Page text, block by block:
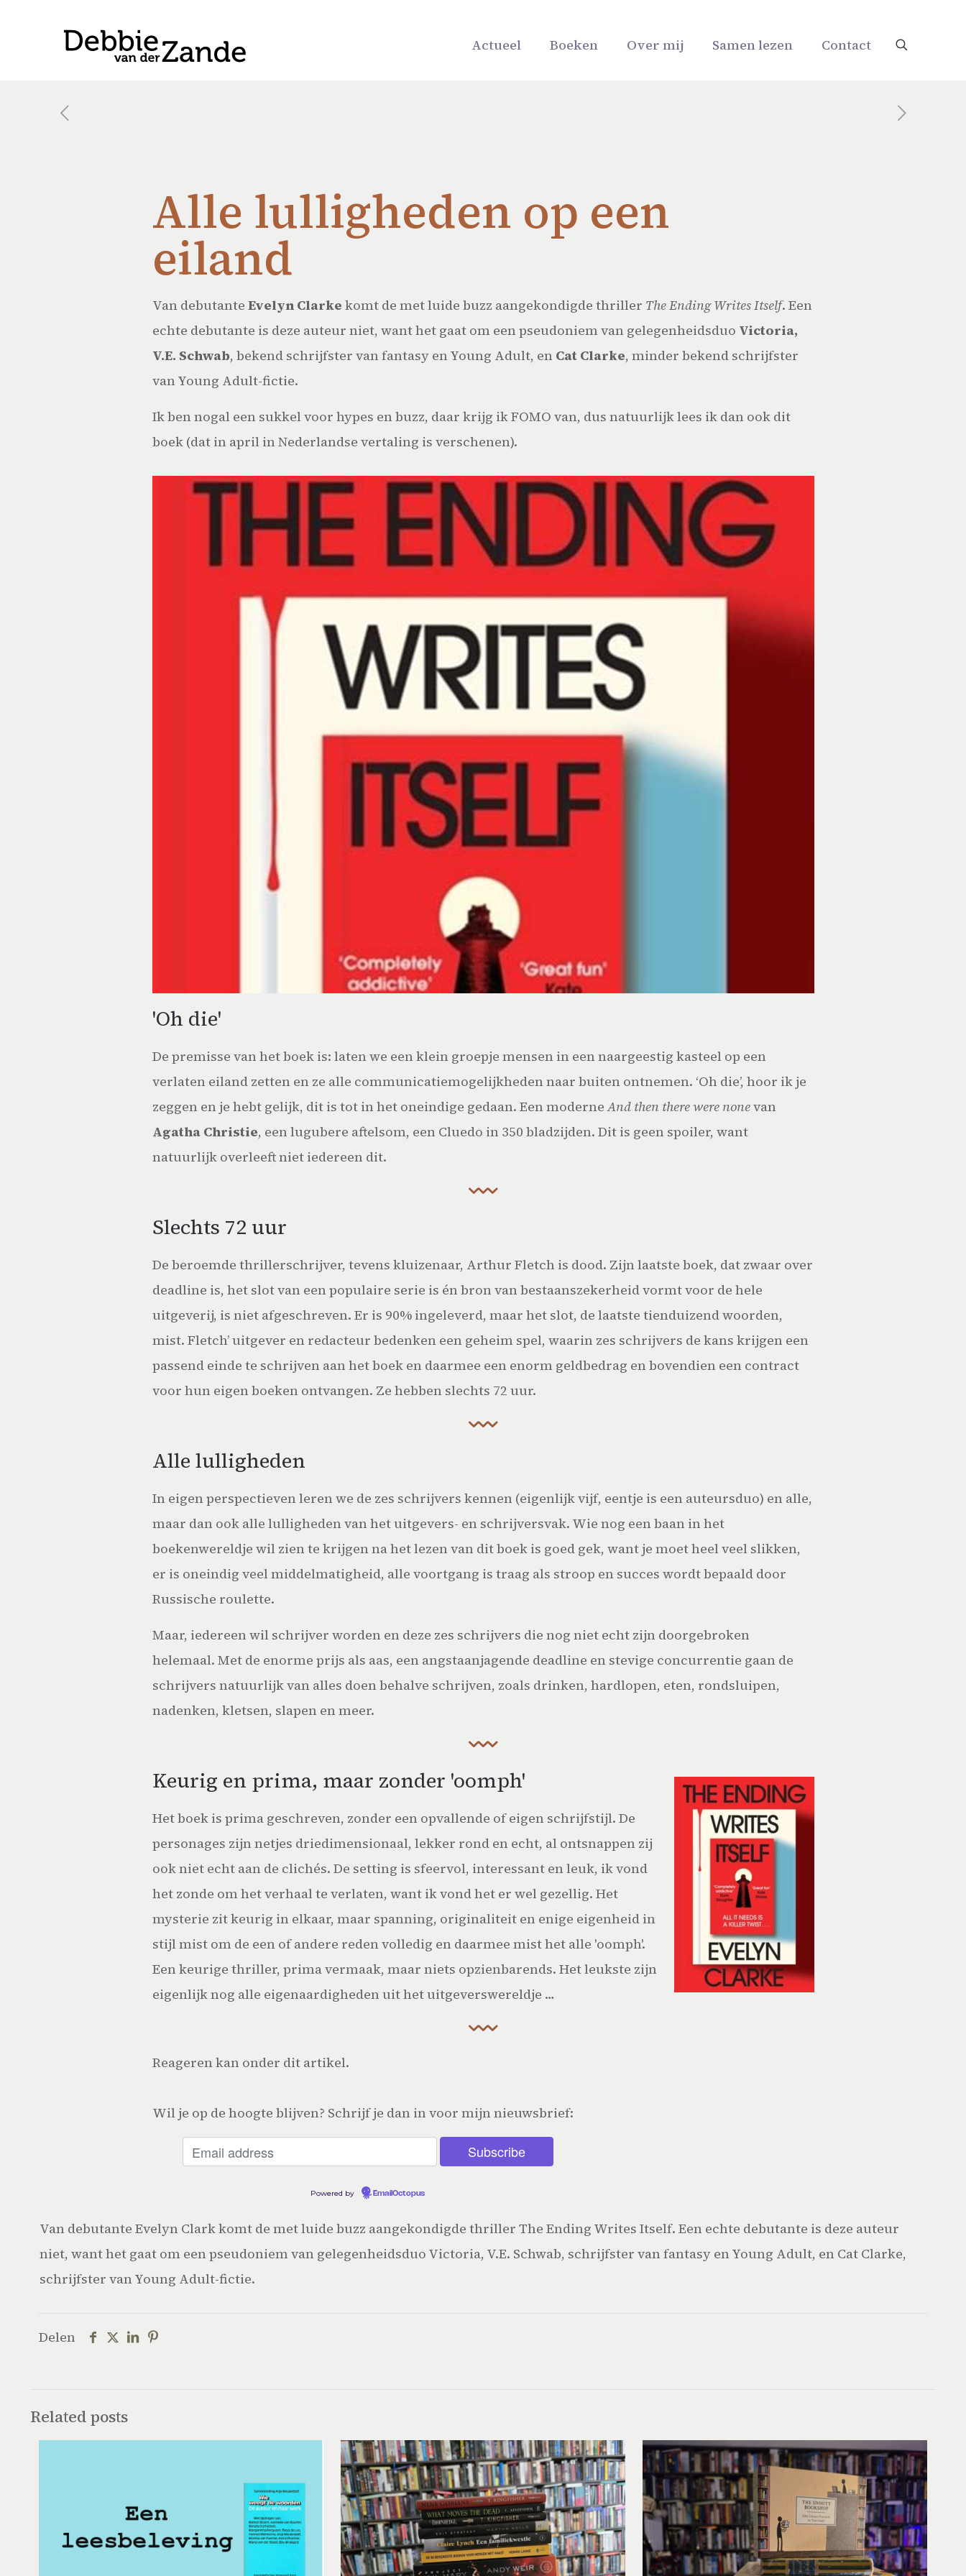
Actueel Boeken Over mij Samen lezen Contact
Alle lulligheden op een
eiland
Van debutante Evelyn Clarke komt de met luide buzz aangekondigde thriller The Ending Writes Itself. Een
echte debutante is deze auteur niet, want het gaat om een pseudoniem van gelegenheidsduo Victoria,
V.E. Schwab, bekend schrijfster van fantasy en Young Adult, en Cat Clarke, minder bekend schrijfster
van Young Adult-fictie.
Ik ben nogal een sukkel voor hypes en buzz, daar krijg ik FOMO van, dus natuurlijk lees ik dan ook dit
boek (dat in april in Nederlandse vertaling is verschenen).
'Oh die'
De premisse van het boek is: laten we een klein groepje mensen in een naargeestig kasteel op een
verlaten eiland zetten en ze alle communicatiemogelijkheden naar buiten ontnemen. ‘Oh die’, hoor ik je
zeggen en je hebt gelijk, dit is tot in het oneindige gedaan. Een moderneAnd then there were nonevan
Agatha Christie, een lugubere aftelsom, een Cluedo in 350 bladzijden. Dit is geen spoiler, want
natuurlijk overleeft niet iedereen dit.
Slechts 72 uur
De beroemde thrillerschrijver, tevens kluizenaar, Arthur Fletch is dood. Zijn laatste boek, dat zwaar over
deadline is, het slot van een populaire serie is én bron van bestaanszekerheid vormt voor de hele
uitgeverij, is niet afgeschreven. Er is 90% ingeleverd, maar het slot, de laatste tienduizend woorden,
mist. Fletch’ uitgever en redacteur bedenken een geheim spel, waarin zes schrijvers de kans krijgen een
passend einde te schrijven aan het boek en daarmee een enorm geldbedrag en bovendien een contract
voor hun eigen boeken ontvangen. Ze hebben slechts 72 uur.
Alle lulligheden
In eigen perspectieven leren we de zes schrijvers kennen (eigenlijk vijf, eentje is een auteursduo) en alle,
maar dan ook alle lulligheden van het uitgevers- en schrijversvak. Wie nog een baan in het
boekenwereldje wil zien te krijgen na het lezen van dit boek is goed gek, want je moet heel veel slikken,
er is oneindig veel middelmatigheid, alle voortgang is traag als stroop en succes wordt bepaald door
Russische roulette.
Maar, iedereen wil schrijver worden en deze zes schrijvers die nog niet echt zijn doorgebroken
helemaal. Met de enorme prijs als aas, een angstaanjagende deadline en stevige concurrentie gaan de
schrijvers natuurlijk van alles doen behalve schrijven, zoals drinken, hardlopen, eten, rondsluipen,
nadenken, kletsen, slapen en meer.
Keurig en prima, maar zonder 'oomph'
Het boek is prima geschreven, zonder een opvallende of eigen schrijfstijl. De
personages zijn netjes driedimensionaal, lekker rond en echt, al ontsnappen zij
ook niet echt aan de clichés. De setting is sfeervol, interessant en leuk, ik vond
het zonde om het verhaal te verlaten, want ik vond het er wel gezellig. Het
mysterie zit keurig in elkaar, maar spanning, originaliteit en enige eigenheid in
stijl mist om de een of andere reden volledig en daarmee mist het alle 'oomph'.
Een keurige thriller, prima vermaak, maar niets opzienbarends. Het leukste zijn
eigenlijk nog alle eigenaardigheden uit het uitgeverswereldje …
Reageren kan onder dit artikel.
Wil je op de hoogte blijven? Schrijf je dan in voor mijn nieuwsbrief:
Powered by EmailOctopus
Van debutante Evelyn Clark komt de met luide buzz aangekondigde thriller The Ending Writes Itself. Een echte debutante is deze auteur
niet, want het gaat om een pseudoniem van gelegenheidsduo Victoria, V.E. Schwab, schrijfster van fantasy en Young Adult, en Cat Clarke,
schrijfster van Young Adult-fictie.
Delen
Related posts